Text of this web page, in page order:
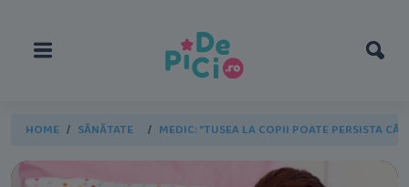
HOME SĂNĂTATE MEDIC: "TUSEA LA COPII POATE PERSISTA